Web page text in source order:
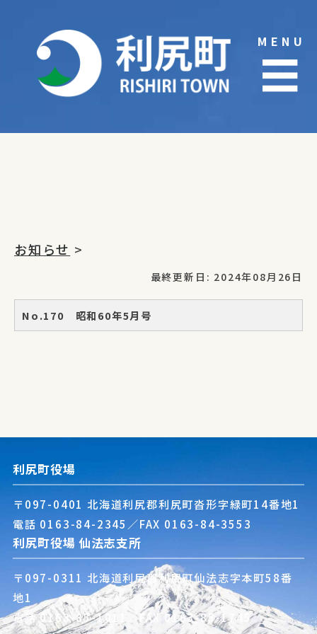
content
MENU
☰
お知らせ >
最終更新日: 2024年08月26日
No.170 昭和60年5月号
利尻町役場
〒097-0401 北海道利尻郡利尻町沓形字緑町14番地1
電話 0163-84-2345 ／FAX 0163-84-3553
利尻町役場 仙法志支所
〒097-0311 北海道利尻郡利尻町仙法志字本町58番
地1
電話0163-85-1011 ／FAX 0163-85-1745